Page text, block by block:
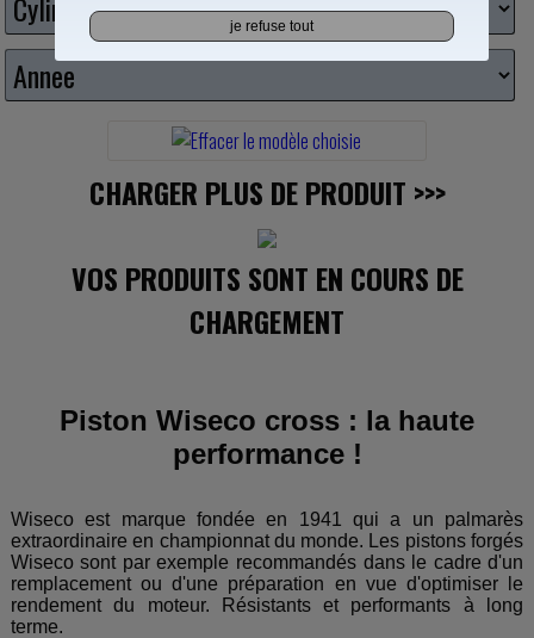
CHARGER PLUS DE PRODUIT >>>
VOS PRODUITS SONT EN COURS DE
CHARGEMENT
Piston Wiseco cross : la haute
performance !
Wiseco est marque fondée en 1941 qui a un palmarès
extraordinaire en championnat du monde. Les pistons forgés
Wiseco sont par exemple recommandés dans le cadre d'un
remplacement ou d'une préparation en vue d'optimiser le
rendement du moteur. Résistants et performants à long
terme.